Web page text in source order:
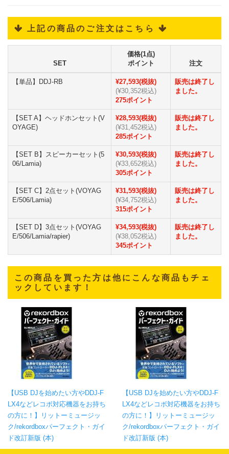
 上記の商品のご注文はこちら 
SET
価格(1点)
ポイント
注文
【単品】DDJ-RB
¥27,593(税抜)
(¥30,352税込)
275ポイント
販売は終了し
ました。
【SET A】ヘッドホンセット(V
OYAGE)
¥28,593(税抜)
(¥31,452税込)
285ポイント
販売は終了し
ました。
【SET B】スピーカーセット(5
06/Lamia)
¥30,593(税抜)
(¥33,652税込)
305ポイント
販売は終了し
ました。
【SET C】2点セット(VOYAG
E/506/Lamia)
¥31,593(税抜)
(¥34,752税込)
315ポイント
販売は終了し
ました。
【SET D】3点セット(VOYAG
E/506/Lamia/rapier)
¥34,593(税抜)
(¥38,052税込)
345ポイント
販売は終了し
ました。
この商品を買った方は他にこんな商品もチェ
ックしています！
【USB DJを始めたい方やDDJ-F
LX4などレコボ対応機器をお持ち
の方に！】リットーミュージッ
ク/rekordboxパーフェクト・ガイ
ド改訂新版 (本)
【USB DJを始めたい方やDDJ-F
LX4などレコボ対応機器をお持ち
の方に！】リットーミュージッ
ク/rekordboxパーフェクト・ガイ
ド改訂新版 (本)